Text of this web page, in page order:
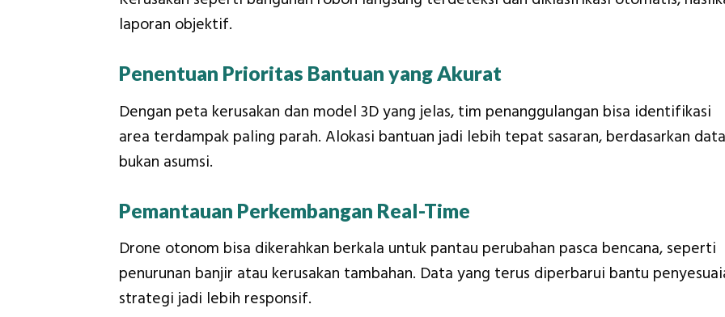
laporan objektif.
Penentuan Prioritas Bantuan yang Akurat
Dengan peta kerusakan dan model 3D yang jelas, tim penanggulangan bisa identifikasi
area terdampak paling parah. Alokasi bantuan jadi lebih tepat sasaran, berdasarkan
bukan asumsi.
Pemantauan Perkembangan Real-Time
Drone otonom bisa dikerahkan berkala untuk pantau perubahan pasca bencana, seperti
penurunan banjir atau kerusakan tambahan. Data yang terus diperbarui bantu
strategi jadi lebih responsif.